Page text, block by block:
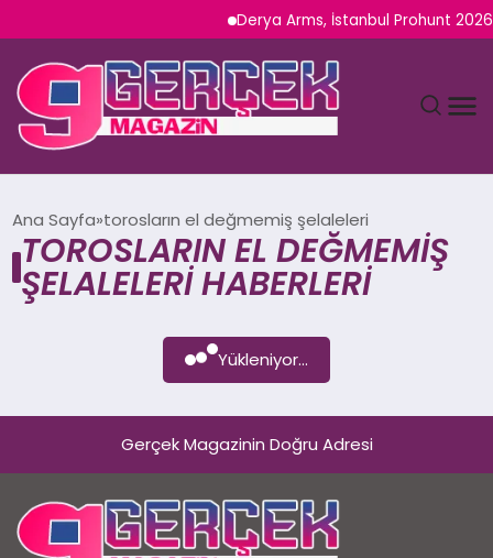
Derya Arms, İstanbul Prohunt
YAŞAM
EKONOMI
Ana Sayfa torosların el değmemiş şelaleleri
TOROSLARIN EL DEĞMEMIŞ
ŞELALELERI HABERLERI
Yükleniyor...
Gerçek Magazinin Doğru Adresi